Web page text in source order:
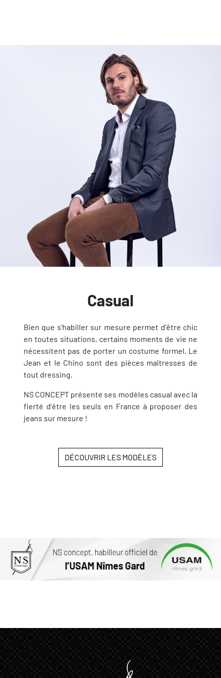
Casual
Bien que s'habiller sur mesure permet d'être chic
en toutes situations, certains moments de vie ne
nécessitent pas de porter un costume formel. Le
Jean et le Chino sont des pièces maîtresses de
tout dressing.
NS CONCEPT présente ses modèles casual avec la
fierté d'être les seuls en France à proposer des
jeans sur mesure !
DÉCOUVRIR LES MODÈLES